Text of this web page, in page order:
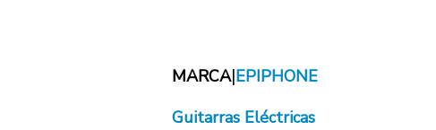
MARCA|EPIPHONE
Guitarras Eléctricas